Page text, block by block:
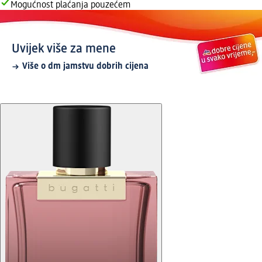
Mogućnost plaćanja pouzećem
Uvijek više za mene
Više o dm jamstvu dobrih cijena